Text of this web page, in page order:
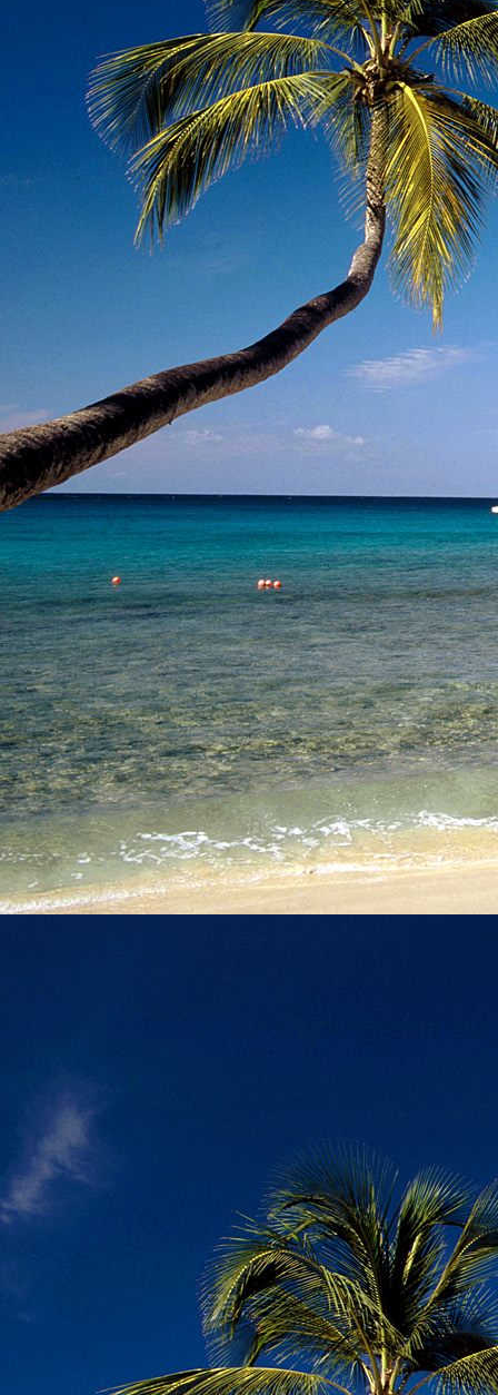
Így szól a kozmikus Ige,
Melyet érzékeim kapuin
Vezethettem lelkem mélységeibe:
Kozmikus távlataimmal töltsd be
Szellemed mélységeit, hogy
Megtalálhass engem -
18. hét
Kitágíthatom-e annyira a lelkem,
Hogy a kozmikus Igével
Melynek csíráját már magába
Úgy sejtem, hogy új erőre kapva
Lelkemet méltóvá kell tennem arra,
Hogy önmagát a szellem ruhájává
19. hét
Hogy emlékezetemmel titkon
Amit most újonnan magamba
S további törekvésem célja az
Hogy új erőre kapva ébresszen
S létrejőve adjon át önmagamnak
Csak most érzem, hogy saját létem
A kozmikus létezéstől eltávolodva
Magára maradna, önmagát
S ha csak olyan alapokra építene, ami
Akkor voltaképpen meg kellene ölnie
21. hét
Érzem, hogy egy külső termékenyítő
Megerősödve ad át önmagamnak
S érzem, hogy a csíra érlelődik,
És a sejtelem fénnyel telítve
Saját Énem erőihez bennem.
22. hét
A kozmikus messzeségekből fakadó
Nagy erővel bennünk él tovább:
A lélek belső fényévé válik,
És szellemi mélységekbe világít,
Hogy hozzon olyan gyümölcsöket,
Önmagát állandóan újrateremtve
A lélek felismeri önmagát,
S a világszellem működik tovább
Az önismeretben újra
S így az Én-érzék akarati
A lélek sötétjéből lesz megteremtve.
25. hét
Csak most tagozódhat belém
S ragyogva árasztja belső fényem